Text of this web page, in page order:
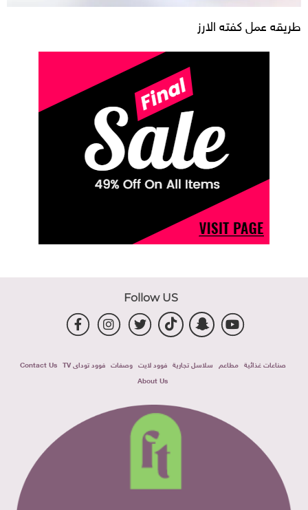
طريقه عمل كفته الارز
Follow US
صناعات غذائية مطاعم سلاسل تجارية فوود لايت وصفات فوود توداى TV
Contact Us
About Us